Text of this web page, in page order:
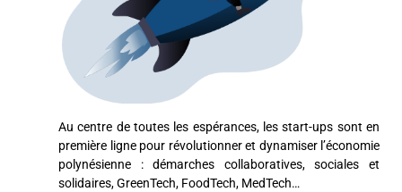
Au centre de toutes les espérances, les start-ups sont en
première ligne pour révolutionner et dynamiser l’économie
polynésienne : démarches collaboratives, sociales et
solidaires, GreenTech, FoodTech, MedTech…